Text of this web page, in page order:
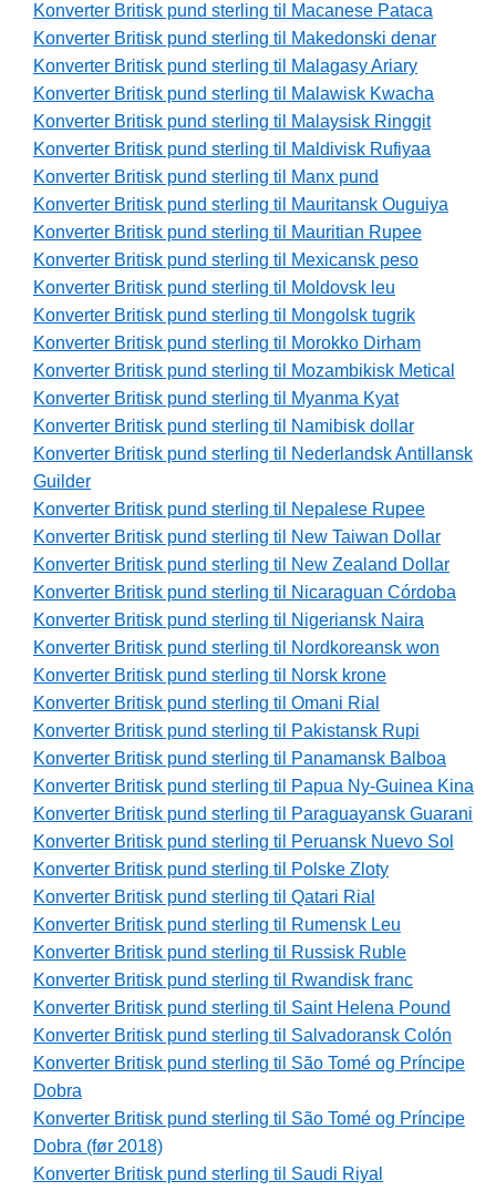
Konverter Britisk pund sterling til Macanese Pataca
Konverter Britisk pund sterling til Makedonski denar
Konverter Britisk pund sterling til Malagasy Ariary
Konverter Britisk pund sterling til Malawisk Kwacha
Konverter Britisk pund sterling til Malaysisk Ringgit
Konverter Britisk pund sterling til Maldivisk Rufiyaa
Konverter Britisk pund sterling til Manx pund
Konverter Britisk pund sterling til Mauritansk Ouguiya
Konverter Britisk pund sterling til Mauritian Rupee
Konverter Britisk pund sterling til Mexicansk peso
Konverter Britisk pund sterling til Moldovsk leu
Konverter Britisk pund sterling til Mongolsk tugrik
Konverter Britisk pund sterling til Morokko Dirham
Konverter Britisk pund sterling til Mozambikisk Metical
Konverter Britisk pund sterling til Myanma Kyat
Konverter Britisk pund sterling til Namibisk dollar
Konverter Britisk pund sterling til Nederlandsk Antillansk
Guilder
Konverter Britisk pund sterling til Nepalese Rupee
Konverter Britisk pund sterling til New Taiwan Dollar
Konverter Britisk pund sterling til New Zealand Dollar
Konverter Britisk pund sterling til Nicaraguan Córdoba
Konverter Britisk pund sterling til Nigeriansk Naira
Konverter Britisk pund sterling til Nordkoreansk won
Konverter Britisk pund sterling til Norsk krone
Konverter Britisk pund sterling til Omani Rial
Konverter Britisk pund sterling til Pakistansk Rupi
Konverter Britisk pund sterling til Panamansk Balboa
Konverter Britisk pund sterling til Papua Ny-Guinea Kina
Konverter Britisk pund sterling til Paraguayansk Guarani
Konverter Britisk pund sterling til Peruansk Nuevo Sol
Konverter Britisk pund sterling til Polske Zloty
Konverter Britisk pund sterling til Qatari Rial
Konverter Britisk pund sterling til Rumensk Leu
Konverter Britisk pund sterling til Russisk Ruble
Konverter Britisk pund sterling til Rwandisk franc
Konverter Britisk pund sterling til Saint Helena Pound
Konverter Britisk pund sterling til Salvadoransk Colón
Konverter Britisk pund sterling til São Tomé og Príncipe
Dobra
Konverter Britisk pund sterling til São Tomé og Príncipe
Dobra (før 2018)
Konverter Britisk pund sterling til Saudi Riyal